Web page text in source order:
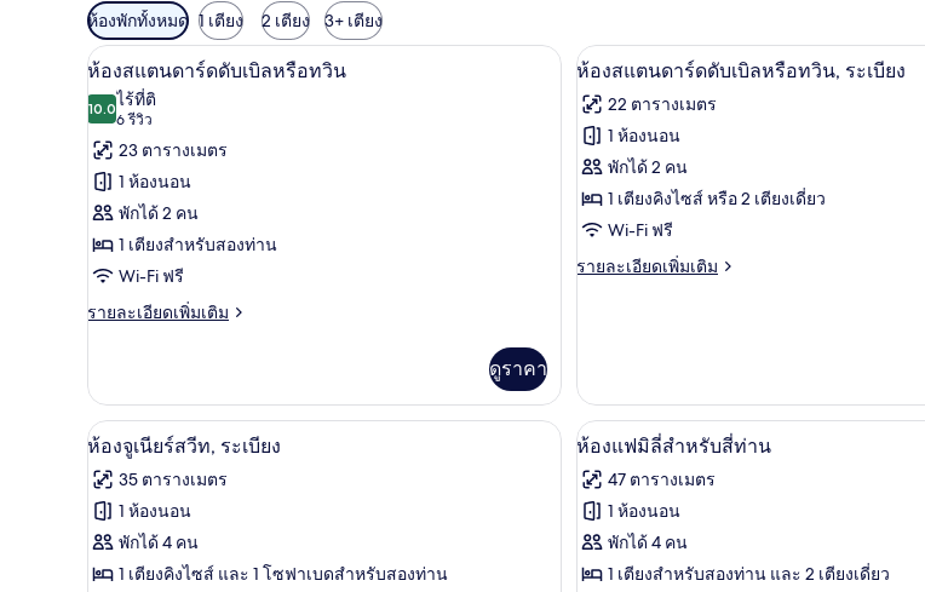
ตัว
กรอง
ที่
มี
ให้
สำหรับ
ห้อง
พัก
ห้องพักทั้งหมด 1 เตียง 2 เตียง 3+ เตียง
เปิด
ภาพถ่าย
ทั้งหมด
ของ
ห้อง
สแตนดาร์ด
ดับเบิล
หรือ
ห้องสแตนดาร์ดดับเบิลหรือทวิน | มินิบาร์, ตู้นิรภัยในห้องพัก, โต๊ะทำงาน, ผ้าม่านกันแสง
9
ห้องสแตนดาร์ดดับเบิลหรือทวิน
10.010.0 จาก 10
ไร้ที่ติ
6 รีวิว
(6
รีวิว)
23 ตารางเมตร
1 ห้องนอน
พักได้ 2 คน
1 เตียงสำหรับสองท่าน
Wi-Fi ฟรี
รายละเอียดเพิ่มเติม
ราย
เกี่ยว
กับ
ห้อง
สแตนดาร์ด
ดับเบิล
หรือ
ทวิ
น
ดูราคา
เปิด
ภาพถ่าย
ทั้งหมด
ของ
ห้อง
สแตนดาร์ด
ดับเบิล
ห้องสแตนดาร์
10
ห้องสแตนดาร์ดดับเบิลหรือทวิน, ระเบียง
22 ตารางเมตร
1 ห้องนอน
พักได้ 2 คน
1 เตียงคิงไซส์ หรือ 2 เตียงเดี่ยว
Wi-Fi ฟรี
รายละเอียดเพิ่มเติม
ราย
ห้อง
สแตนดาร์ด
ดับเบิล
ทวิ
น,
ระเบียง
เปิด
ภาพถ่าย
ทั้งหมด
ของ
ห้อง
ห้องจูเนียร์สวีท, ระเบียง | มินิบาร์, ตู้นิรภัยในห้องพัก, โต๊ะทำงาน, ผ้าม่านกันแสง
13
ห้องจูเนียร์สวีท, ระเบียง
35 ตารางเมตร
1 ห้องนอน
พักได้ 4 คน
1 เตียงคิงไซส์ และ 1 โซฟาเบดสำหรับสองท่าน
เปิด
ภาพถ่าย
ทั้งหมด
ของ
ห้อง
มินิบาร์, ตู้นิรภั
10
ห้องแฟมิลี่สำหรับสี่ท่าน
47 ตารางเมตร
1 ห้องนอน
พักได้ 4 คน
1 เตียงสำหรับสองท่าน และ 2 เตียงเดี่ยว